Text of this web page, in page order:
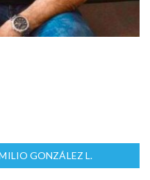
GONZÁLEZ L.